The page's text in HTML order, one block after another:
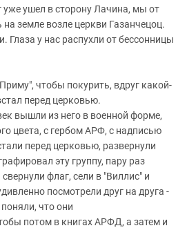
ушел в сторону Лачина, мы от
на земле возле церкви Газанчецоц.
Глаза у нас распухли от бессонницы
чтобы покурить, вдруг какой-
перед церковью.
вышли из него в военной форме,
цвета, с гербом АРФ, с надписью
перед церковью, развернули
эту группу, пару раз
флаг, сели в "Виллис" и
посмотрели друг на друга -
что они
потом в книгах АРФД, а затем и